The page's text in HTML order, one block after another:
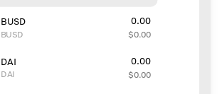
BUSD
BUSD
0.00
$0.00
DAI
DAI
0.00
$0.00